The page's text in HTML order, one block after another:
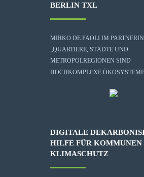
BERLIN TXL
MIRKO DE PAOLI IM
„QUARTIERE, STÄDTE UND
METROPOLREGIONEN SIND
HOCHKOMPLEXE
DIGITALE
HILFE FÜR KOMMUNEN
KLIMASCHUTZ